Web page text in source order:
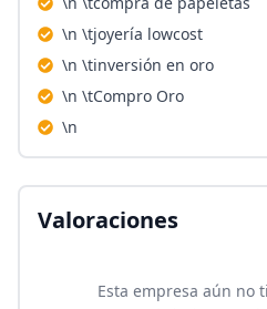
\n \tjoyería lowcost
\n \tinversión en oro
\n \tCompro Oro
\n
Valoraciones
Esta empresa aún no